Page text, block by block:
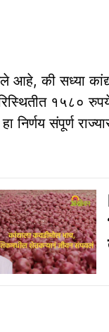
आहे, की सध्या
१५८०
निर्णय संपूर्ण